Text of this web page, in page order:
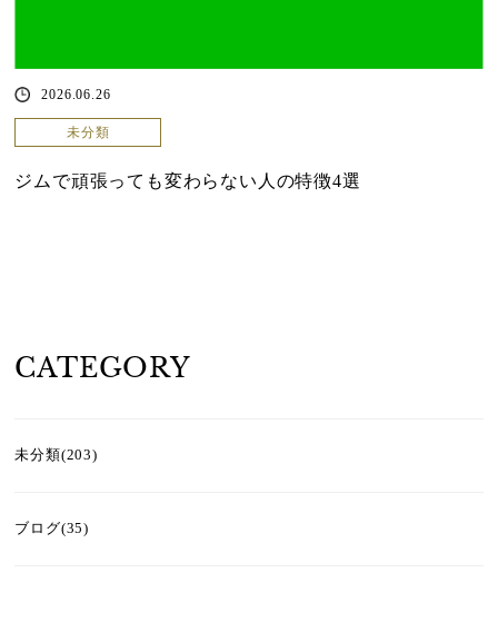
2026.06.26
未分類
ジムで頑張っても変わらない人の特徴4選
CATEGORY
未分類(203)
ブログ(35)